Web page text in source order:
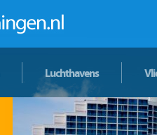
Luchthavens